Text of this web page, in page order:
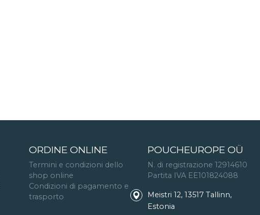
ORDINE ONLINE
Termini e condizioni dello
shop online
Condizioni di pagamento e
trasporto
POUCHEUROPE OÜ
N. di registrazione 12914610
Partita IVA EE101824088
Meistri 12, 13517 Tallinn,
Estonia